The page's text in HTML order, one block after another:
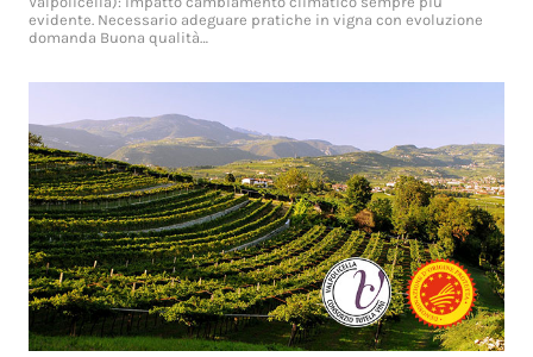
evidente. Necessario adeguare pratiche in vigna con evoluzione
domanda Buona qualità…